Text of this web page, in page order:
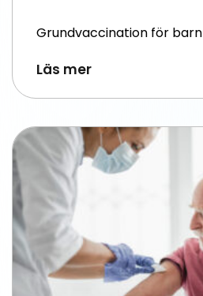
Grundvaccination för barn
Läs mer